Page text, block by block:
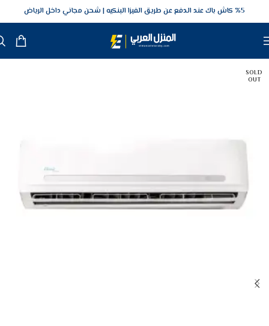
5‎% كاش باك عند الدفع عن طريق الفيزا البنكيه شحن مجاني داخل الرياض
SOLD
OUT